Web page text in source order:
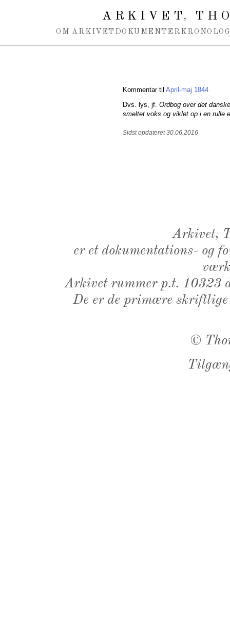
ARKIVET,
OM ARKIVET DOKUMENTER
Kommentar til April-maj 1844
Dvs. lys, jf. Ordbog over det
smeltet voks og viklet op i en rulle
Sidst opdateret 30.06.2016
Arkivet,
er et dokumentations- og
Arkivet rummer p.t. 10323
De er de primære
©